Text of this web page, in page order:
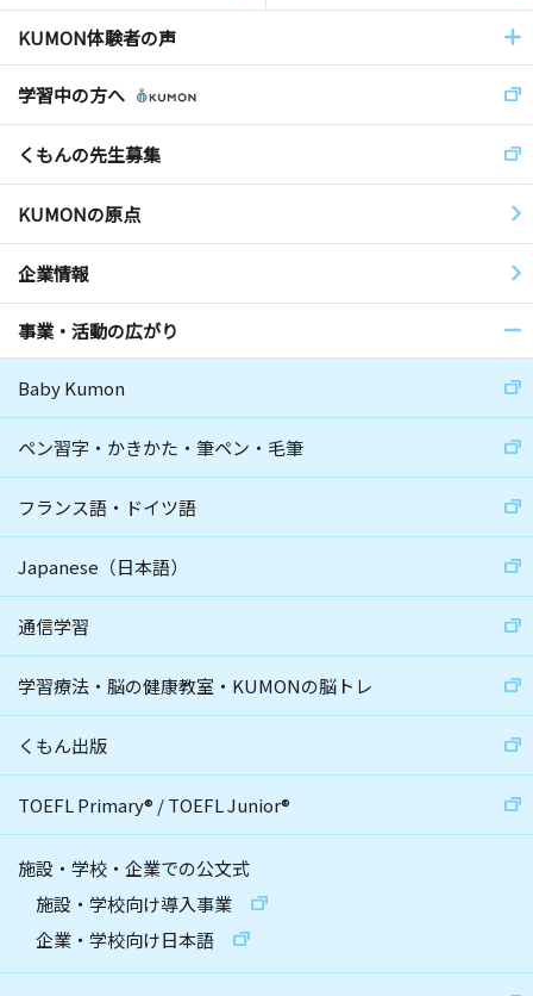
KUMON体験者の声
学習中の方へ
くもんの先生募集
KUMONの原点
企業情報
事業・活動の広がり
Baby Kumon
ペン習字・かきかた・筆ペン・毛筆
フランス語・ドイツ語
Japanese（日本語）
通信学習
学習療法・脳の健康教室・KUMONの脳トレ
くもん出版
TOEFL Primary® /TOEFL Junior®
施設・学校・企業での公文式
施設・学校向け導入事業
企業・学校向け日本語